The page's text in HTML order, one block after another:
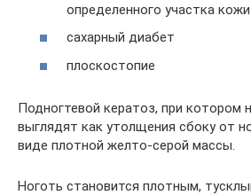
определенного участка кожи
сахарный диабет
плоскостопие
Подногтевой кератоз, при котором
выглядят как утолщения сбоку от
виде плотной желто-серой массы.
Ноготь становится плотным,